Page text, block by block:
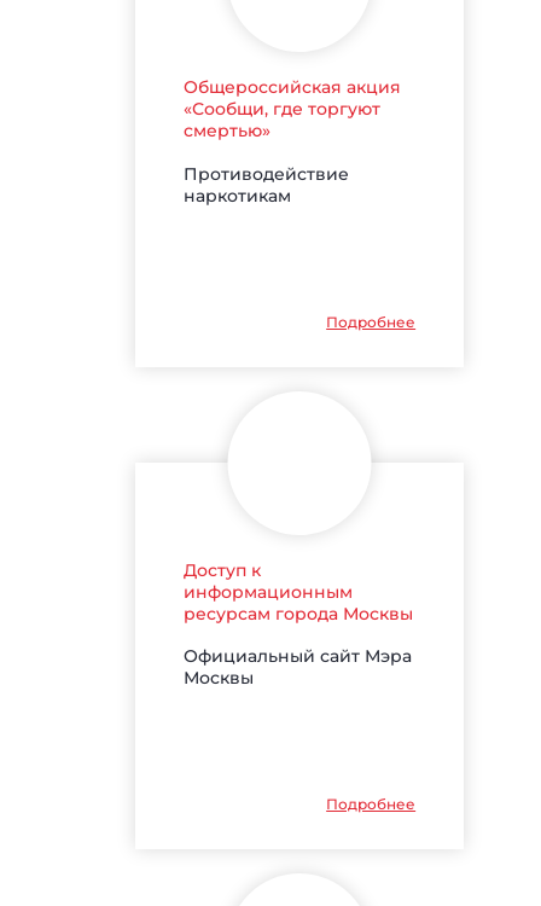
Общероссийская акция
«Сообщи, где торгуют
смертью»
Противодействие
наркотикам
Подробнее
Доступ к
информационным
ресурсам города Москвы
Официальный сайт Мэра
Москвы
Подробнее